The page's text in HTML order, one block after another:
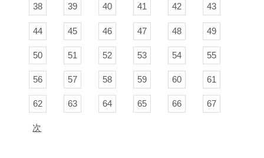
38 39 40 41 42 43
44 45 46 47 48 49
50 51 52 53 54 55
56 57 58 59 60 61
62 63 64 65 66 67
次